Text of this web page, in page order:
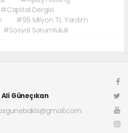
#Capital Dergisi
#95 Milyon TL Yardım
#Sosyal Sorumluluk
Ali Güneçıkan